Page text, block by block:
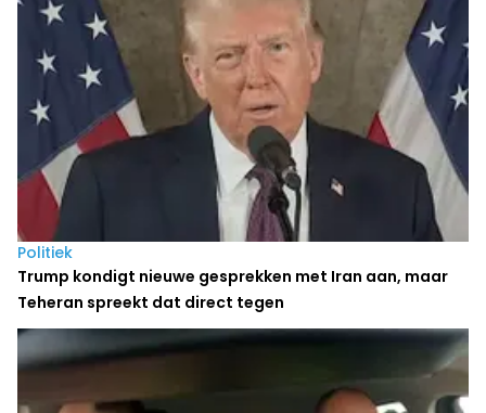
Politiek
Trump kondigt nieuwe gesprekken met Iran aan, maar
Teheran spreekt dat direct tegen